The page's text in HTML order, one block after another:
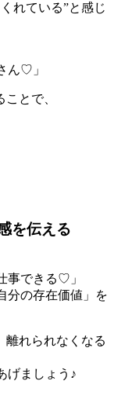
れている”と感じ
ん♡」
とで、
を伝える
事できる♡」
分の存在価値」を
離れられなくなる
げましょう♪